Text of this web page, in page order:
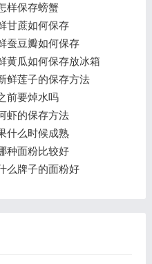
样保存螃蟹
甘蔗如何保存
蚕豆瓣如何保存
黄瓜如何保存放冰箱
鲜莲子的保存方法
前要焯水吗
虾的保存方法
什么时候成熟
种面粉比较好
么牌子的面粉好